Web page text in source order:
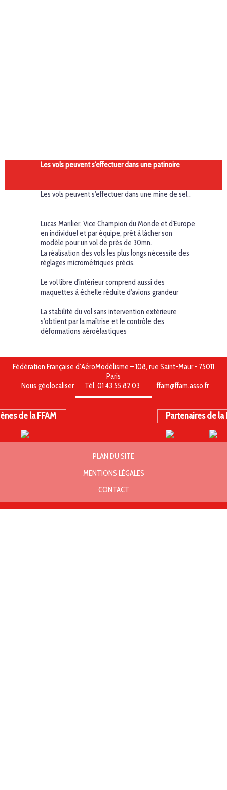
Les vols peuvent s'effectuer dans une patinoire
Les vols peuvent s'effectuer dans une mine de sel..
Lucas Marilier, Vice Champion du Monde et d'Europe
en individuel et par équipe, prêt à lâcher son
modèle pour un vol de près de 30mn.
La réalisation des vols les plus longs nécessite des
réglages micrométriques précis.
Le vol libre d'intérieur comprend aussi des
maquettes à échelle réduite d'avions grandeur
La stabilité du vol sans intervention extérieure
s'obtient par la maîtrise et le contrôle des
déformations aéroélastiques
Championnat du monde 2009 Belgrade
Fédération Française d’AéroModélisme – 108, rue Saint-Maur - 75011
Paris
Nous géolocaliser
Tél. 01 43 55 82 03 ffam@ffam.asso.fr
de la FFAM Partenaires de la
PLAN DU SITE
MENTIONS LÉGALES
CONTACT